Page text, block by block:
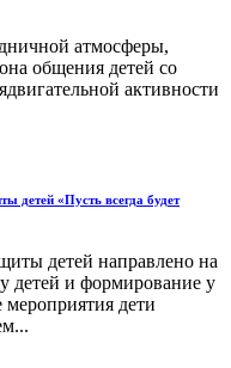
атмосферы,
общения детей со
активности
детей «Пусть всегда будет
детей направлено на
детей и формирование у
дети